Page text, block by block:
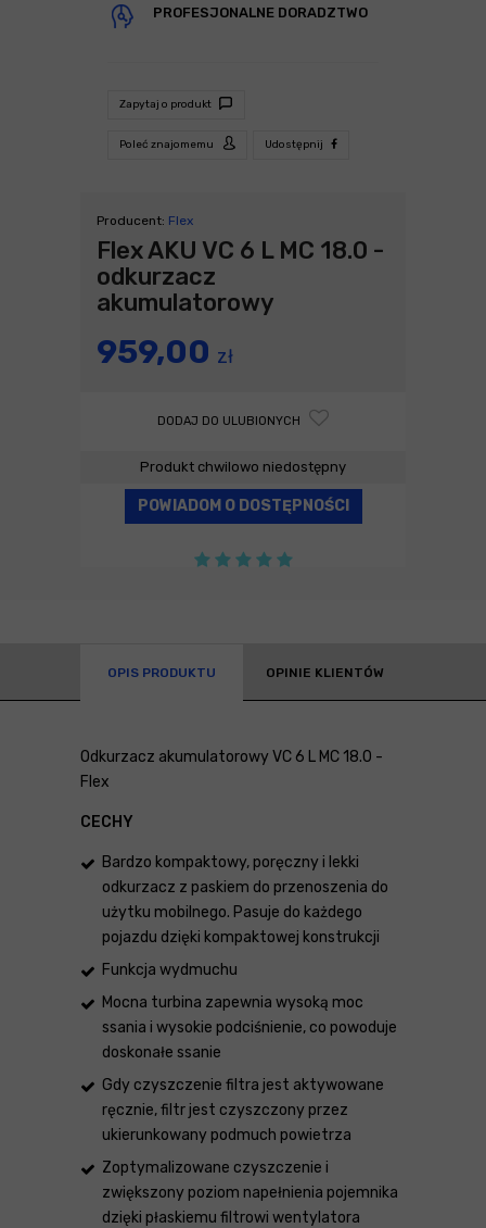
PROFESJONALNE DORADZTWO
Zapytaj o produkt
Poleć znajomemu Udostępnij
Producent: Flex
Flex AKU VC 6 L MC 18.0 -
odkurzacz
akumulatorowy
959,00 zł
DODAJ DO ULUBIONYCH
Produkt chwilowo niedostępny
POWIADOM O DOSTĘPNOŚCI
OPIS PRODUKTU OPINIE KLIENTÓW
Odkurzacz akumulatorowy VC 6 L MC 18.0 -
Flex
CECHY
Bardzo kompaktowy, poręczny i lekki
odkurzacz z paskiem do przenoszenia do
użytku mobilnego. Pasuje do każdego
pojazdu dzięki kompaktowej konstrukcji
Funkcja wydmuchu
Mocna turbina zapewnia wysoką moc
ssania i wysokie podciśnienie, co powoduje
doskonałe ssanie
Gdy czyszczenie filtra jest aktywowane
ręcznie, filtr jest czyszczony przez
ukierunkowany podmuch powietrza
Zoptymalizowane czyszczenie i
zwiększony poziom napełnienia pojemnika
dzięki płaskiemu filtrowi wentylatora